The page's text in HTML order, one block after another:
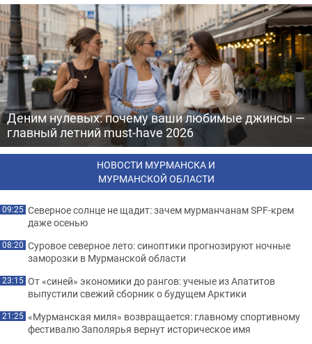
Деним нулевых: почему ваши любимые джинсы —
главный летний must-have 2026
НОВОСТИ МУРМАНСКА И
МУРМАНСКОЙ ОБЛАСТИ
09:25 Северное солнце не щадит: зачем мурманчанам SPF-крем
даже осенью
08:20 Суровое северное лето: синоптики прогнозируют ночные
заморозки в Мурманской области
23:15 От «синей» экономики до рангов: ученые из Апатитов
выпустили свежий сборник о будущем Арктики
21:25 «Мурманская миля» возвращается: главному спортивному
фестивалю Заполярья вернут историческое имя